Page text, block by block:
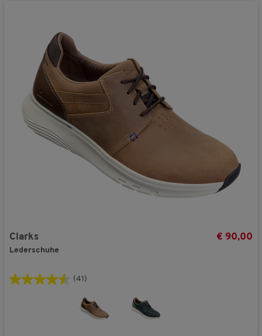
Clarks
Lederschuhe
€ 90,00
(41)